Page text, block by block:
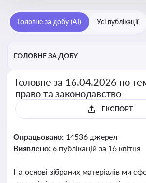
військовослужбовців у воєнний час
Головне за добу (AI) Усі публікації
ГОЛОВНЕ ЗА ДОБУ
Головне за 16.04.2026 по
право та законодавство
ЕКСПОРТ
Опрацьовано: 14536 джерел
Виявлено: 6 публікацій за 16 квітня
На основі зібраних матеріалів ми